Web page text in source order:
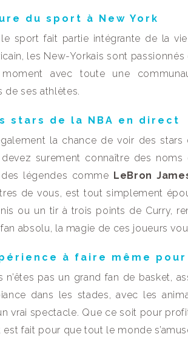
du sport à New York
sport fait partie intégrante de la
les New-Yorkais sont
moment avec toute une
de ses athlètes.
stars de la NBA en direct
la chance de voir des
surement connaître des noms
légendes comme LeBron
de vous, est tout simplement
ou un tir à trois points de Curry,
fan absolu, la magie de ces joueurs
à faire même
n’êtes pas un grand fan de basket,
dans les stades, avec les
vrai spectacle. Que ce soit pour
fait pour que tout le monde